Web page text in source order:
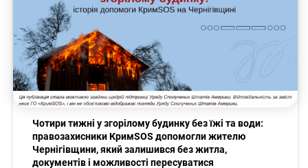
Чотири тижні у згорілому будинку без їжі та води:
правозахисники КримSOS допомогли жителю
Чернігівщини, який залишився без житла,
документів і можливості пересуватися